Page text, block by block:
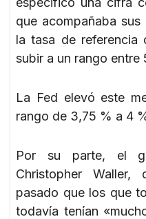
que acompañaba
la tasa de referencia
subir a un rango entre
La Fed elevó este
rango de 3,75 % a 4
Por su parte, el
Christopher
pasado que los que
todavía tenían